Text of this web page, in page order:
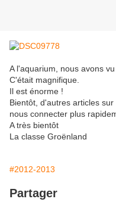
A l'aquarium, nous avons
C'était magnifique.
Il est énorme !
Bientôt, d'autres articles
nous connecter plus
A très bientôt
La classe Groënland
#2012-2013
Partager